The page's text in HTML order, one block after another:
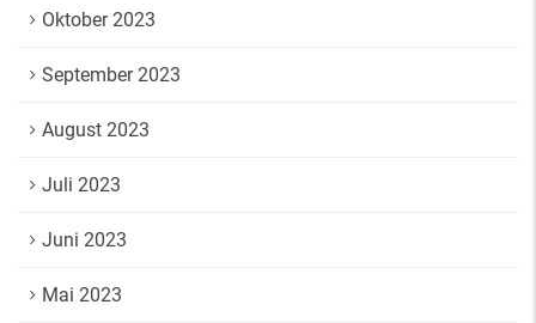
Oktober 2023
September 2023
August 2023
Juli 2023
Juni 2023
Mai 2023